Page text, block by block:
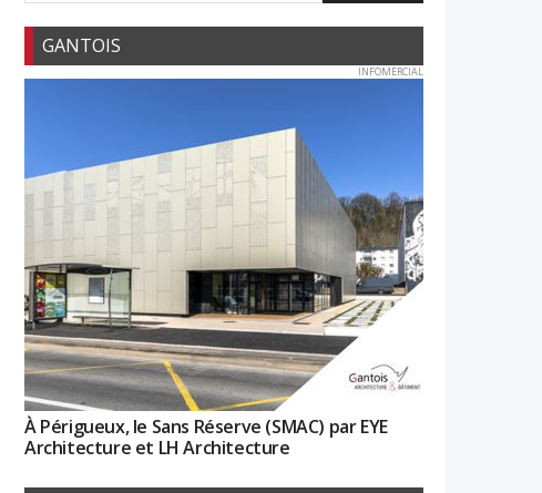
GANTOIS
INFOMERCIAL
À Périgueux, le Sans Réserve (SMAC) par EYE
Architecture et LH Architecture